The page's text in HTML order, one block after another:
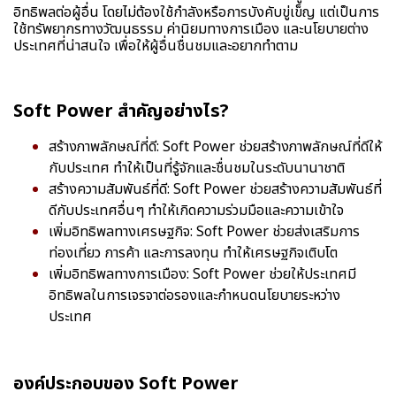
อิทธิพลต่อผู้อื่น โดยไม่ต้องใช้กำลังหรือการบังคับขู่เข็ญ แต่เป็นการ
ใช้ทรัพยากรทางวัฒนธรรม ค่านิยมทางการเมือง และนโยบายต่าง
ประเทศที่น่าสนใจ เพื่อให้ผู้อื่นชื่นชมและอยากทำตาม
Soft Power สำคัญอย่างไร?
สร้างภาพลักษณ์ที่ดี: Soft Power ช่วยสร้างภาพลักษณ์ที่ดีให้
กับประเทศ ทำให้เป็นที่รู้จักและชื่นชมในระดับนานาชาติ
สร้างความสัมพันธ์ที่ดี: Soft Power ช่วยสร้างความสัมพันธ์ที่
ดีกับประเทศอื่นๆ ทำให้เกิดความร่วมมือและความเข้าใจ
เพิ่มอิทธิพลทางเศรษฐกิจ: Soft Power ช่วยส่งเสริมการ
ท่องเที่ยว การค้า และการลงทุน ทำให้เศรษฐกิจเติบโต
เพิ่มอิทธิพลทางการเมือง: Soft Power ช่วยให้ประเทศมี
อิทธิพลในการเจรจาต่อรองและกำหนดนโยบายระหว่าง
ประเทศ
องค์ประกอบของ Soft Power